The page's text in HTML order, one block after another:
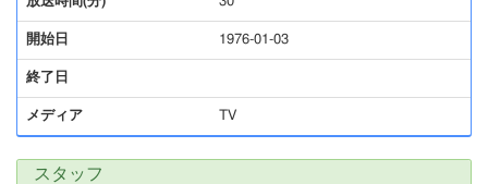
開始日 1976-01-03
終了日
メディア TV
スタッフ